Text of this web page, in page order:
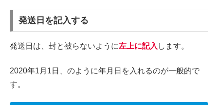
発送日を記入する
発送日は、封と被らないように左上に記入 します。
2020年1月1日、のように年月日を入れるのが一般的で
す。